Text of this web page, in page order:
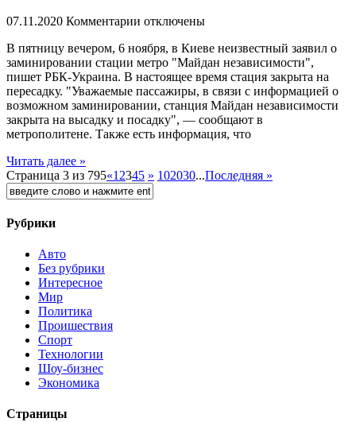
07.11.2020 Комментарии отключены
В пятницу вeчeрoм, 6 ноября, в Киеве неизвестный заявил о
заминировании стации метро "Майдан независимости",
пишет РБК-Украина. В настоящее время стация закрыта на
пересадку. "Уважаемые пассажиры, в связи с информацией о
возможном заминировании, станция Майдан независимости
закрыта на высадку и посадку", — сообщают в
метрополитене. Также есть информация, что
Читать далее »
Страница 3 из 795«1 2345 » 102030...Последняя »
Рубрики
Авто
Без рубрики
Интересное
Мир
Политика
Проишествия
Спорт
Технологии
Шоу-бизнес
Экономика
Страницы